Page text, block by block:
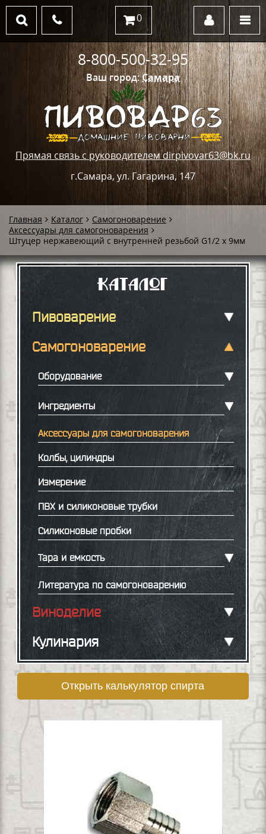
Ваш город:Самара
Прямая связь с руководителем dirpivovar63@bk.ru
г.Самара, ул. Гагарина, 147
8-800-500-32-95
0
Главная Каталог
Самогоноварение
Аксессуары для самогоноварения
Штуцер нержавеющий с внутренней резьбой G1/2 х 9мм
Каталог
Пивоварение
Самогоноварение
Оборудование
Ингредиенты
Аксессуары для самогоноварения
Колбы, цилиндры
Измерение
ПВХ и силиконовые трубки
Силиконовые пробки
Тара и емкость
Литература по самогоноварению
Виноделие
Кулинария
Открыть калькулятор спирта